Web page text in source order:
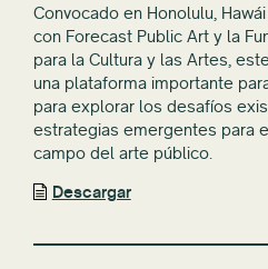
Convocado en Honolulu,
con Forecast Public Art y la
para la Cultura y las Artes,
una plataforma importante
para explorar los desafíos
estrategias emergentes para
campo del arte público.
Descargar